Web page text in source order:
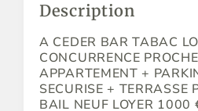
Description
A CEDER BAR TABAC
CONCURRENCE PROCHE
APPARTEMENT +
SECURISE + TERRASSE
BAIL NEUF LOYER 1000